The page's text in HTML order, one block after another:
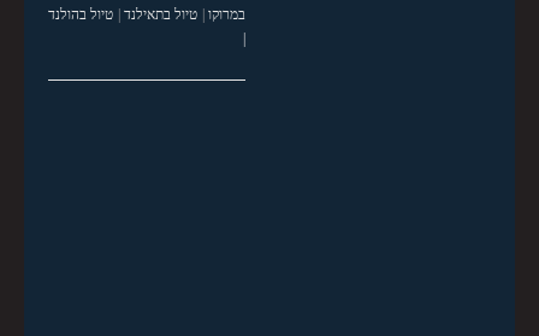
במרוקו| טיול בתאילנד| טיול בהולנד
|